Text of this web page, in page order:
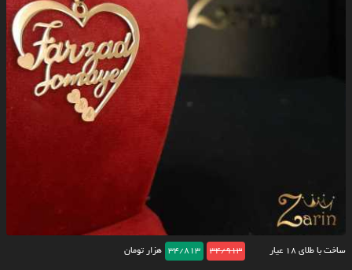
ساخت با طلای ۱۸ عیار 34/913
34/813 هزار تومان